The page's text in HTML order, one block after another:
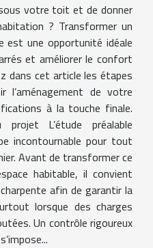
sous votre toit et de donner
? Transformer un
est une opportunité idéale
et améliorer le confort
dans cet article les étapes
l’aménagement de votre
à la touche finale.
L’étude préalable
incontournable pour tout
Avant de transformer ce
habitable, il convient
afin de garantir la
lorsque des charges
Un contrôle rigoureux